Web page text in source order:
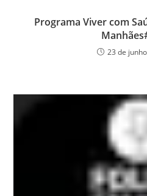
Programa Viver com
23 de